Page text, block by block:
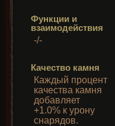
Функции и
взаимодействия
-/-
Качество камня
Каждый процент
качества камня
добавляет
+1.0% к урону
снарядов.